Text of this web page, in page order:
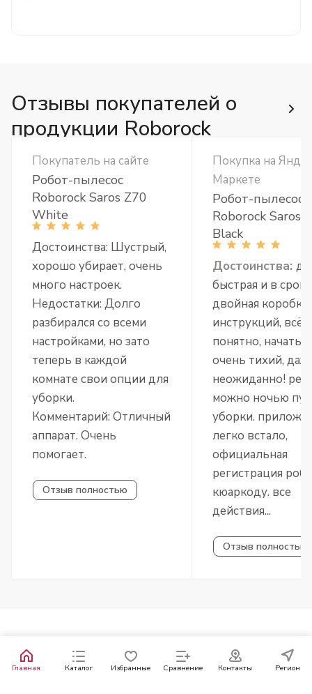
Отзывы покупателей о
продукции Roborock
Покупатель на сайте
Робот-пылесос
Roborock Saros Z70
White
Достоинства: Шустрый,
хорошо убирает, очень
много настроек.
Недостатки: Долго
разбирался со всеми
настройками, но зато
теперь в каждой
комнате свои опции для
уборки.
Комментарий: Отличный
аппарат. Очень
помогает.
Отзыв полностью
Покупка на
Маркете
Робот-пылесос
Roborock Saros
Black
Достоинства:
быстрая и в срок.
двойная
инструкций, всё
понятно, начать
очень тихий,
неожиданно!
можно ночью
уборки.
легко встало,
официальная
регистрация
кюаркоду. все
действия...
Отзыв полностью
Главная Каталог Избранные Сравнение Контакты Регион